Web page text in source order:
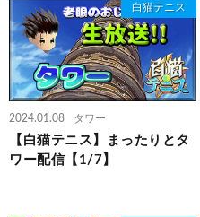
白猫テニス
2024.01.08 タワー
【白猫テニス】まったりとタ
ワー配信【1/7】